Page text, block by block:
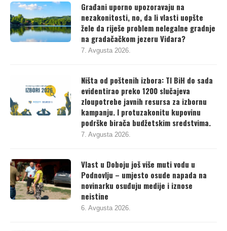
Građani uporno upozoravaju na
nezakonitosti, no, da li vlasti uopšte
žele da riješe problem nelegalne gradnje
na gradačačkom jezeru Vidara?
7. Avgusta 2026.
Ništa od poštenih izbora: TI BiH do sada
evidentirao preko 1200 slučajeva
zloupotrebe javnih resursa za izbornu
kampanju. I protuzakonitu kupovinu
podrške birača budžetskim sredstvima.
7. Avgusta 2026.
Vlast u Doboju još više muti vodu u
Podnovlju – umjesto osude napada na
novinarku osuđuju medije i iznose
neistine
6. Avgusta 2026.